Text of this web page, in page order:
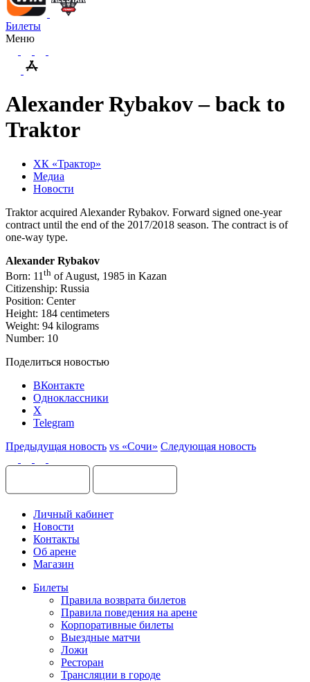
Билеты
Меню
Alexander Rybakov – back to
Traktor
ХК «Трактор»
Медиа
Новости
Traktor acquired Alexander Rybakov. Forward signed one-year
contract until the end of the 2017/2018 season. The contract is of
one-way type.
Alexander Rybakov
Born: 11 th of August, 1985 in Kazan
Citizenship: Russia
Position: Center
Height: 184 centimeters
Weight: 94 kilograms
Number: 10
Поделиться новостью
ВКонтакте
Одноклассники
X
Telegram
Предыдущая новость vs «Сочи» Следующая новость
Личный кабинет
Новости
Контакты
Об арене
Магазин
Билеты
Правила возврата билетов
Правила поведения на арене
Корпоративные билеты
Выездные матчи
Ложи
Ресторан
Трансляции в городе